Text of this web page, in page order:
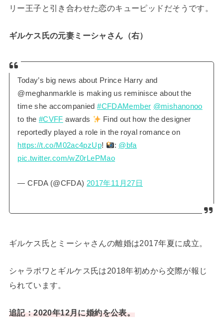
リー王子と引き合わせた恋のキューピッドだそうです。
ギルケス氏の元妻ミーシャさん（右）
Today’s big news about Prince Harry and
@meghanmarkle is making us reminisce about the
time she accompanied#CFDAMember @mishanonoo
to the #CVFF awards
Find out how the designer
reportedly played a role in the royal romance on
https://t.co/M02ac4pzUp! : @bfa
pic.twitter.com/wZ0rLePMao
— CFDA (@CFDA) 2017年11月27日
ギルケス氏とミーシャさんの離婚は2017年夏に成立。
シャラポワとギルケス氏は2018年初めから交際が報じ
られています。
追記：2020年12月に婚約を公表。